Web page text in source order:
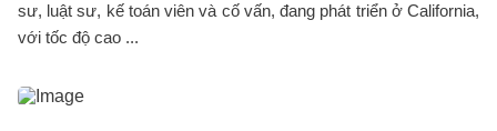
sư, luật sư, kế toán viên và cố vấn, đang phát triển ở California,
với tốc độ cao ...